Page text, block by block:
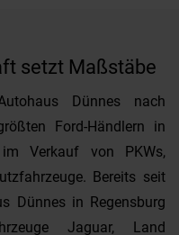
setzt Maßstäbe
Dünnes nach
Ford-Händlern in
Verkauf von PKWs,
Bereits seit
Dünnes in Regensburg
Jaguar, Land